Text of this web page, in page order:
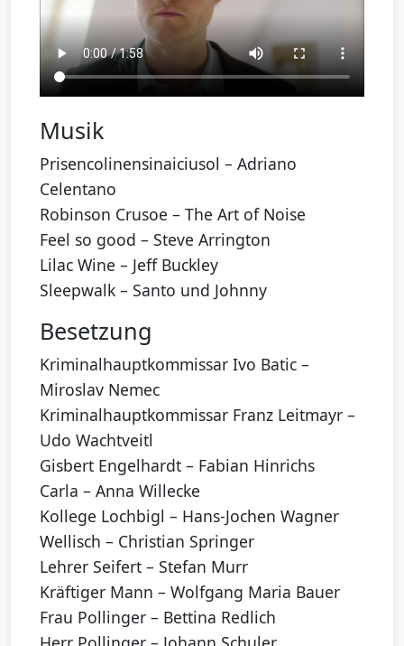
Musik
Prisencolinensinaiciusol – Adriano
Celentano
Robinson Crusoe – The Art of Noise
Feel so good – Steve Arrington
Lilac Wine – Jeff Buckley
Sleepwalk – Santo und Johnny
Besetzung
Kriminalhauptkommissar Ivo Batic –
Miroslav Nemec
Kriminalhauptkommissar Franz Leitmayr –
Udo Wachtveitl
Gisbert Engelhardt – Fabian Hinrichs
Carla – Anna Willecke
Kollege Lochbigl – Hans-Jochen Wagner
Wellisch – Christian Springer
Lehrer Seifert – Stefan Murr
Kräftiger Mann – Wolfgang Maria Bauer
Frau Pollinger – Bettina Redlich